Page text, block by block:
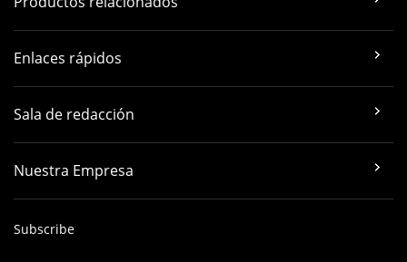
Enlaces rápidos
Sala de redacción
Nuestra Empresa
Subscribe